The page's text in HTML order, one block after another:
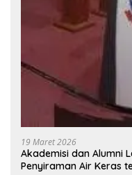
19 Maret 2026
Akademisi dan Alumni
Penyiraman Air Keras